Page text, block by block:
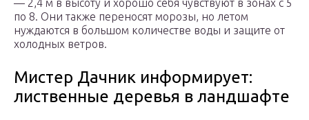
— 2,4 м в высоту и хорошо себя чувствуют в зонах с 5
по 8. Они также переносят морозы, но летом
нуждаются в большом количестве воды и защите от
холодных ветров.
Мистер Дачник информирует:
лиственные деревья в ландшафте